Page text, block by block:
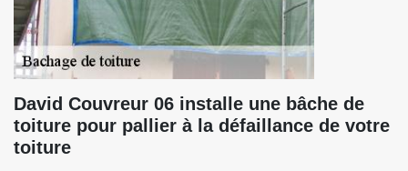
David Couvreur 06 installe une bâche de
toiture pour pallier à la défaillance de votre
toiture